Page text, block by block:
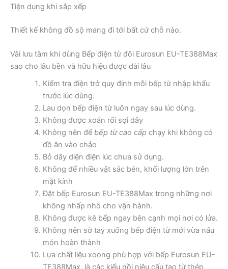
Tiện dụng khi sắp xếp
Thiết kế không đồ sộ mang đi tới bất cứ chỗ nào.
Vài lưu tâm khi dùng Bếp điện từ đôi Eurosun EU-TE388Max
sao cho lâu bền và hữu hiệu được dài lâu
Kiểm tra điện trở quy định mỗi bếp từ nhập khẩu
trước lúc dùng.
Lau dọn bếp điện từ luôn ngay sau lúc dùng.
Không được xoắn rối sợi dây
Không nên để bếp từ cao cấp chạy khi không có
đồ ăn vào chảo
Bỏ dây diện điện lúc chưa sử dụng.
Không để nhiều vật sắc bén, khối lượng lớn trên
mặt kính
Đặt bếp Eurosun EU-TE388Max trong những nơi
không nhấp nhô cho vận hành.
Không được kê bếp ngay bên cạnh mọi nơi có lửa.
Không nên sờ tay xuống bếp điện từ mới vừa nấu
món hoàn thành
Lựa chất liệu xoong phù hợp với bếp Eurosun EU-
TE388Max, là các kiểu nồi niêu cấu tạo từ thép